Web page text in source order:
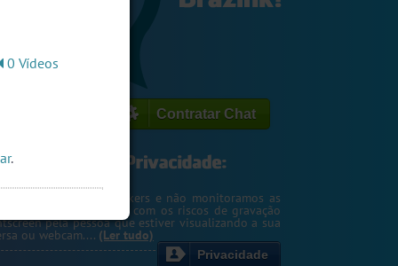
Contratar Chat
o seu IP de hackers e não monitoramos as
Entretanto, cuidado com os riscos de gravação
pela pessoa que estiver visualizando a sua
ou webcam.... (Ler tudo)
Privacidade
0 Vídeos
.